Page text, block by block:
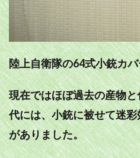
陸上自衛隊の64式小銃カ
現在ではほぼ過去の産物
代には、小銃に被せて迷
がありました。